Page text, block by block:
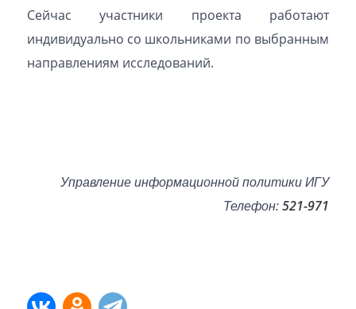
Сейчас участники проекта работают
индивидуально со школьниками по выбранным
направлениям исследований.
Управление информационной политики ИГУ
Телефон:521-971